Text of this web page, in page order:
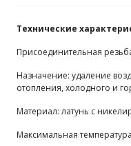
Технические
Присоединительная
Назначение: удаление
отопления, холодного и
Материал: латунь с
Максимальная